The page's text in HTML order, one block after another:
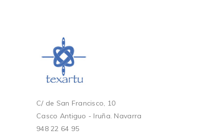
C/ de San Francisco, 10
Casco Antiguo - Iruña. Navarra
948 22 64 95